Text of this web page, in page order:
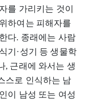
를 가리키는 것이
하여는 피해자를
다. 종래에는 사람
기·성기 등 생물학
, 근래에 와서는 생
스로 인식하는 남
이 남성 또는 여성